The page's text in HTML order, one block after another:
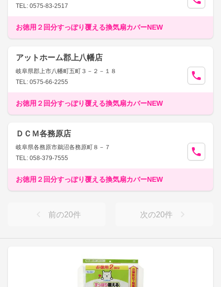
TEL: 0575-83-2517
お徳用２回分すっぽり覆える換気扇カバーNEW
アットホーム郡上八幡店
岐阜県郡上市八幡町五町３－２－１８
TEL: 0575-66-2255
お徳用２回分すっぽり覆える換気扇カバーNEW
ＤＣＭ各務原店
岐阜県各務原市鵜沼各務原町８－７
TEL: 058-379-7555
お徳用２回分すっぽり覆える換気扇カバーNEW
前の20件 次の20件